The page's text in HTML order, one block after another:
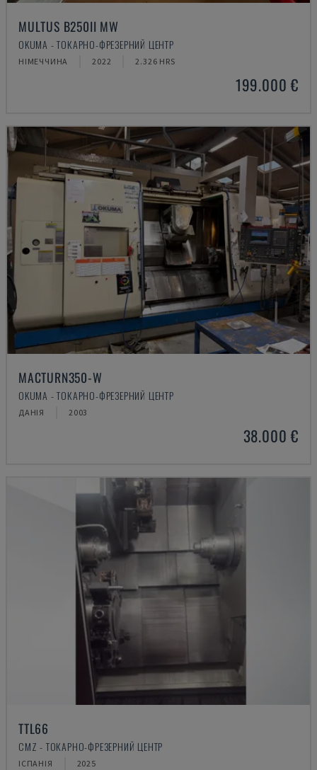
MULTUS B250II MW
OKUMA - ТОКАРНО-ФРЕЗЕРНИЙ ЦЕНТР
НІМЕЧЧИНА 2022 2.326 HRS
199.000 €
MACTURN350-W
OKUMA - ТОКАРНО-ФРЕЗЕРНИЙ ЦЕНТР
ДАНІЯ 2003
38.000 €
TTL66
CMZ - ТОКАРНО-ФРЕЗЕРНИЙ ЦЕНТР
ІСПАНІЯ 2025